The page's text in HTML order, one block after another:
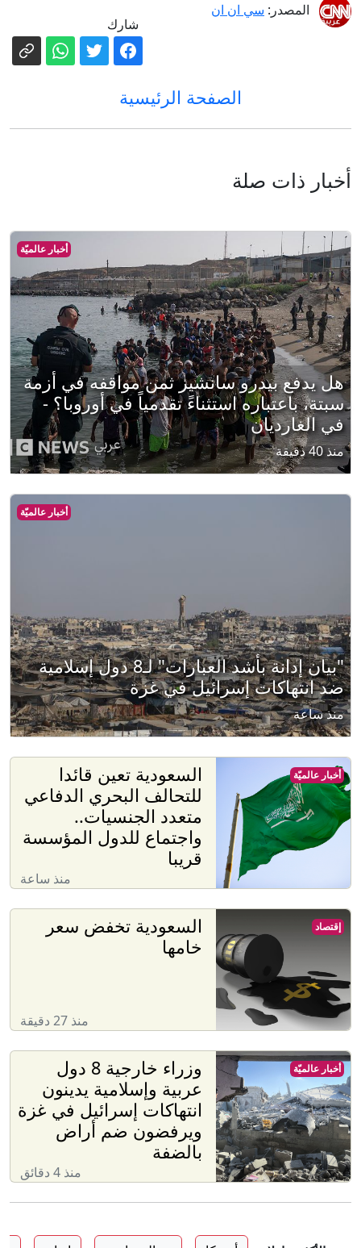
المصدر: سي ان ان
شارك
الصفحة الرئيسية
أخبار ذات صلة
أخبار عالميّة
هل يدفع بيدرو سانشيز ثمن مواقفه في أزمة
سبتة، باعتباره استثناءً تقدمياً في أوروبا؟ -
في الغارديان
منذ 40 دقيقة
أخبار عالميّة
"بيان إدانة بأشد العبارات" لـ8 دول إسلامية
ضد انتهاكات إسرائيل في غزة
منذ ساعة
السعودية تعين قائدا
للتحالف البحري الدفاعي
متعدد الجنسيات..
واجتماع للدول المؤسسة
قريبا
منذ ساعة
أخبار عالميّة
السعودية تخفض سعر
خامها
منذ 27 دقيقة
إقتصاد
وزراء خارجية 8 دول
عربية وإسلامية يدينون
انتهاكات إسرائيل في غزة
ويرفضون ضم أراض
بالضفة
منذ 4 دقائق
أخبار عالميّة